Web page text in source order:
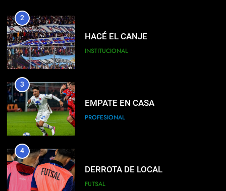
2
HACÉ EL CANJE
INSTITUCIONAL
3
EMPATE EN CASA
PROFESIONAL
4
DERROTA DE LOCAL
FUTSAL